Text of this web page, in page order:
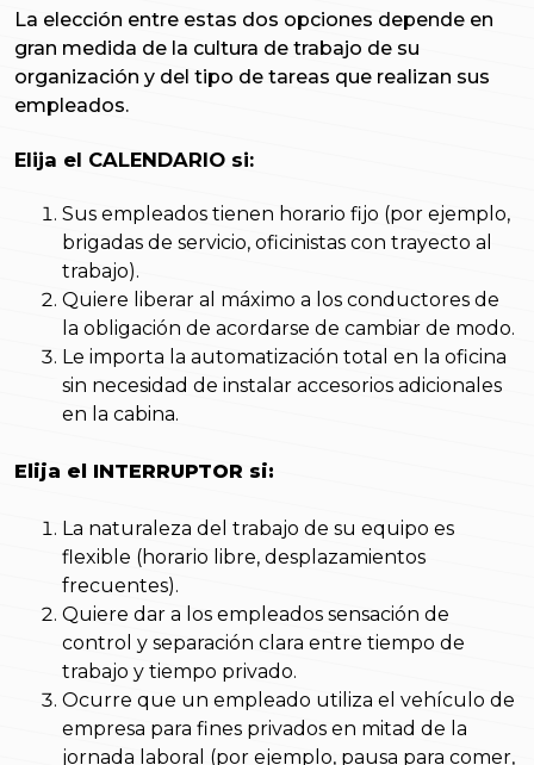
La elección entre estas dos opciones depende en
gran medida de la cultura de trabajo de su
organización y del tipo de tareas que realizan sus
empleados.
Elija el CALENDARIO si:
Sus empleados tienen horario fijo (por ejemplo,
brigadas de servicio, oficinistas con trayecto al
trabajo).
Quiere liberar al máximo a los conductores de
la obligación de acordarse de cambiar de modo.
Le importa la automatización total en la oficina
sin necesidad de instalar accesorios adicionales
en la cabina.
Elija el INTERRUPTOR si:
La naturaleza del trabajo de su equipo es
flexible (horario libre, desplazamientos
frecuentes).
Quiere dar a los empleados sensación de
control y separación clara entre tiempo de
trabajo y tiempo privado.
Ocurre que un empleado utiliza el vehículo de
empresa para fines privados en mitad de la
jornada laboral (por ejemplo, pausa para comer,